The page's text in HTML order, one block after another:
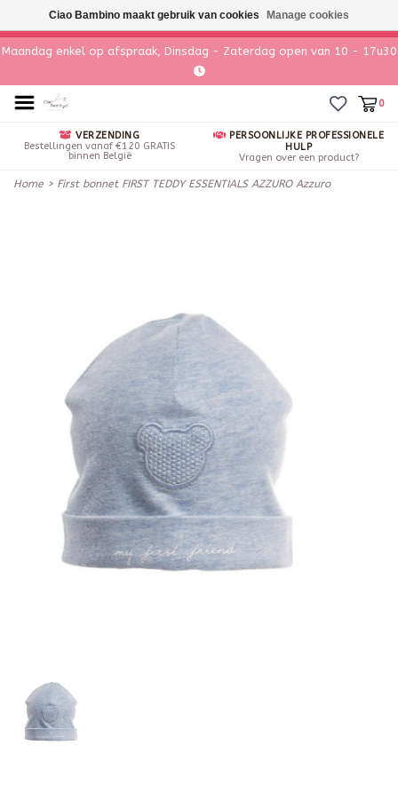
Maandag enkel op afspraak, Dinsdag - Zaterdag open van 10 - 17u30
0
VERZENDING
Bestellingen vanaf €120 GRATIS
binnen België
PERSOONLIJKE PROFESSIONELE
HULP
Vragen over een product?
Home > First bonnet FIRST TEDDY ESSENTIALS AZZURO Azzuro
Ciao Bambino maakt gebruik van cookies Manage cookies